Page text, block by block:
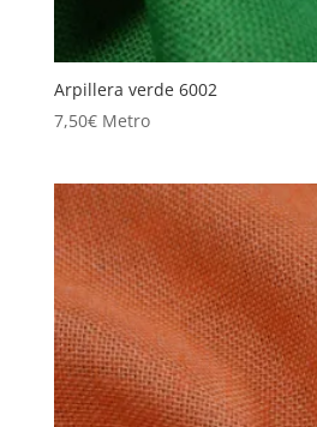
Arpillera verde 6002
7,50€ Metro